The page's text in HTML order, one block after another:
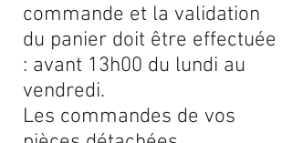
commande et la validation
du panier doit être effectuée
: avant 13h00 du lundi au
vendredi.
Les commandes de vos